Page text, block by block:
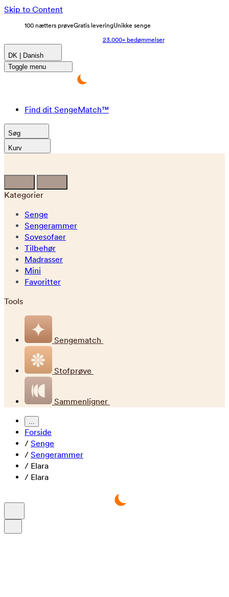
Skip to Content
100 nætters prøveGratis leveringUnikke senge
23.000+ bedømmelser
DK | Danish
Toggle menu
Find dit SengeMatch™
Søg
Kurv
Kategorier
Senge
Sengerammer
Sovesofaer
Tilbehør
Madrasser
Mini
Favoritter
Tools
Sengematch
Stofprøve
Sammenligner
...
Forside
/ Senge
/ Sengerammer
/ Elara
/ Elara